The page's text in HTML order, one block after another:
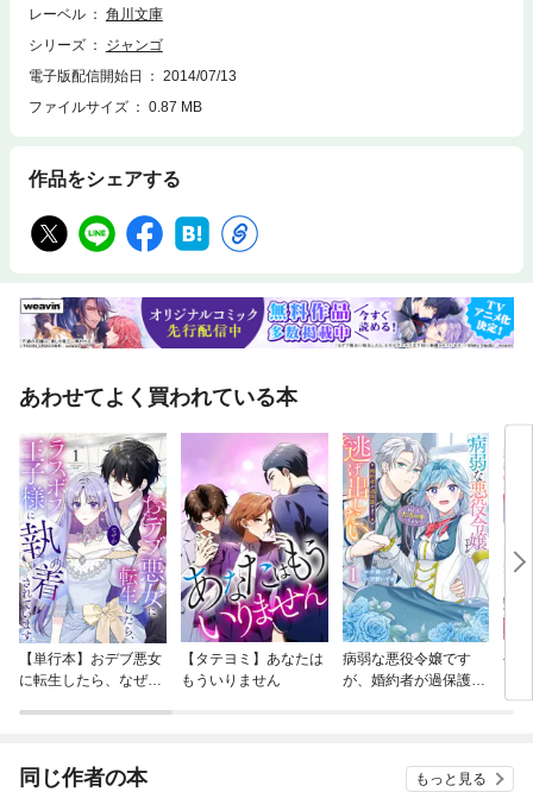
レーベル
角川文庫
シリーズ
ジャンゴ
電子版配信開始日
2014/07/13
ファイルサイズ
0.87 MB
作品をシェアする
あわせてよく買われている本
【単行本】おデブ悪女
に転生したら、なぜか
【タテヨミ】あなたは
もういりません
病弱な悪役令嬢です
が、婚約者が過保護す
公
同じ作者の本 もっと見る